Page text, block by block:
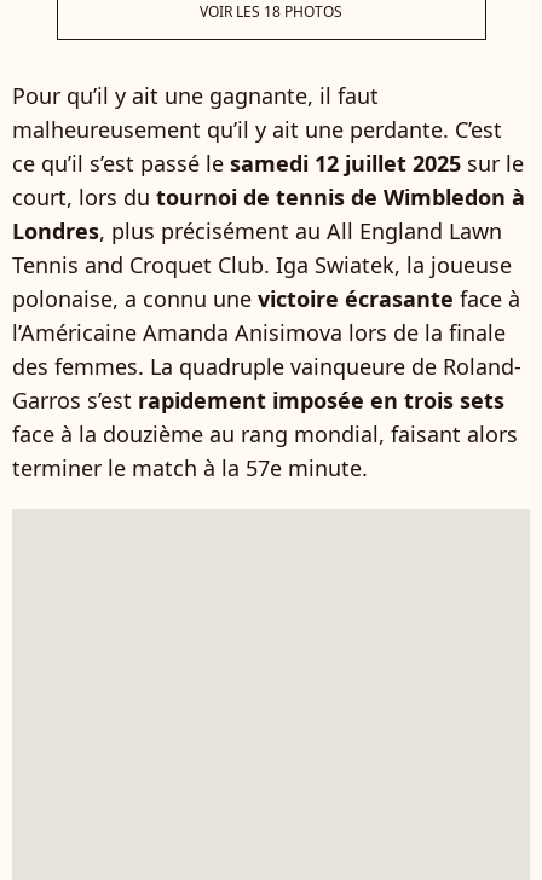
VOIR LES 18 PHOTOS
Pour qu’il y ait une gagnante, il faut
malheureusement qu’il y ait une perdante. C’est
ce qu’il s’est passé le samedi 12 juillet 2025 sur le
court, lors du tournoi de tennis de Wimbledon à
Londres, plus précisément au All England Lawn
Tennis and Croquet Club. Iga Swiatek, la joueuse
polonaise, a connu une victoire écrasante face à
l’Américaine Amanda Anisimova lors de la finale
des femmes. La quadruple vainqueure de Roland-
Garros s’est rapidement imposée en trois sets
face à la douzième au rang mondial, faisant alors
terminer le match à la 57e minute.